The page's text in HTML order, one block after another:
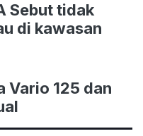
Sebut tidak
di kawasan
Vario 125 dan